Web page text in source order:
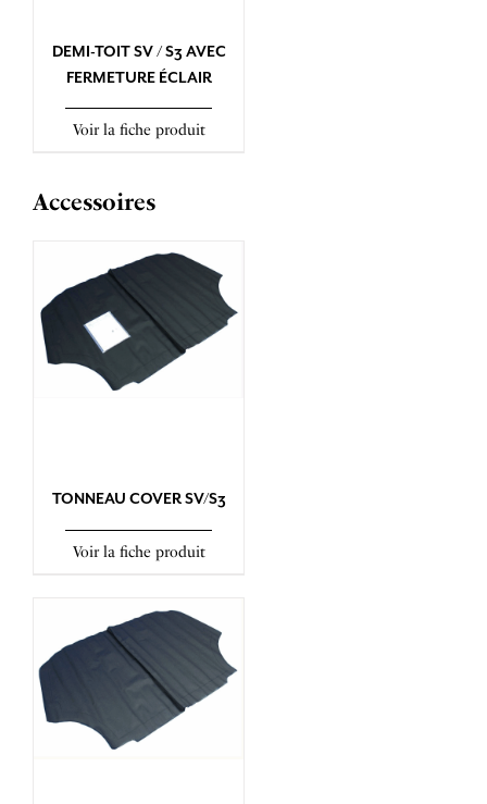
DEMI-TOIT SV / S3 AVEC
FERMETURE ÉCLAIR
Voir la fiche produit
Accessoires
TONNEAU COVER SV/S3
Voir la fiche produit